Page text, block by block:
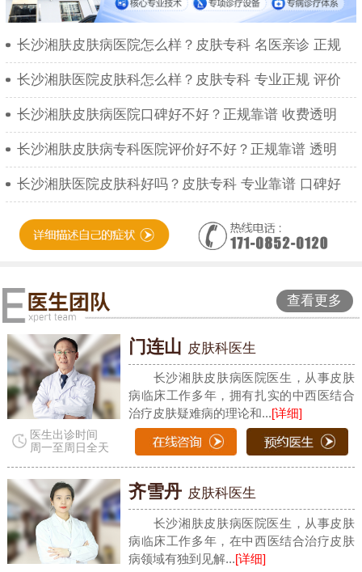
长沙湘肤皮肤病医院怎么样？皮肤专科 名医亲诊 正规
长沙湘肤医院皮肤科怎么样？皮肤专科 专业正规 评价
长沙湘肤皮肤病医院口碑好不好？正规靠谱 收费透明
长沙湘肤皮肤病专科医院评价好不好？正规靠谱 透明
长沙湘肤医院皮肤科好吗？皮肤专科 专业靠谱 口碑好
查看更多
医生出诊时间
周一至周日全天
门连山 皮肤科医生
长沙湘肤皮肤病医院医生，从事皮肤
病临床工作多年，拥有扎实的中西医结合
治疗皮肤疑难病的理论和...[详细]
齐雪丹 皮肤科医生
长沙湘肤皮肤病医院医生，从事皮肤
病临床工作多年，在中西医结合治疗皮肤
病领域有独到见解...[详细]